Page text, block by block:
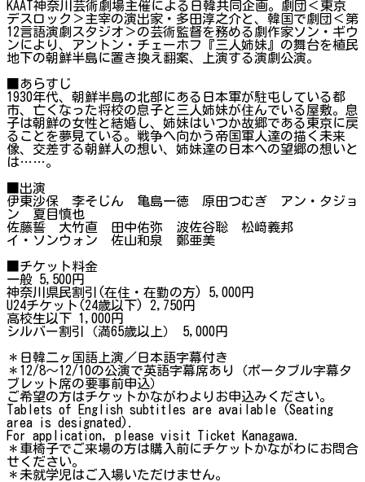
KAAT神奈川芸術劇場主催による日韓共同企画。劇団＜東京
デスロック＞主宰の演出家・多田淳之介と、韓国で劇団＜第
12言語演劇スタジオ＞の芸術監督を務める劇作家ソン・ギウ
ンにより、アントン・チェーホフ『三人姉妹』の舞台を植民
地下の朝鮮半島に置き換え翻案、上演する演劇公演。
■あらすじ
1930年代、朝鮮半島の北部にある日本軍が駐屯している都
市、亡くなった将校の息子と三人姉妹が住んでいる屋敷。息
子は朝鮮の女性と結婚し、姉妹はいつか故郷である東京に戻
ることを夢見ている。戦争へ向かう帝国軍人達の描く未来
像、交差する朝鮮人の想い、姉妹達の日本への望郷の想いと
は……。
■出演
伊東沙保 李そじん 亀島一徳 原田つむぎ アン・タジョ
ン 夏目慎也
佐藤誓 大竹直 田中佑弥 波佐谷聡 松﨑義邦
イ・ソンウォン 佐山和泉 鄭亜美
■チケット料金
一般 5,500円
神奈川県民割引(在住・在勤の方) 5,000円
U24チケット(24歳以下) 2,750円
高校生以下 1,000円
シルバー割引（満65歳以上） 5,000円
＊日韓二ヶ国語上演／日本語字幕付き
＊12/8～12/10の公演で英語字幕席あり（ポータブル字幕タ
ブレット席の要事前申込）
ご希望の方はチケットかながわよりお申込みください。
Tablets of English subtitles are available (Seating
area is designated).
For application, please visit Ticket Kanagawa.
＊車椅子でご来場の方は購入前にチケットかながわにお問合
せください。
＊未就学児はご入場いただけません。